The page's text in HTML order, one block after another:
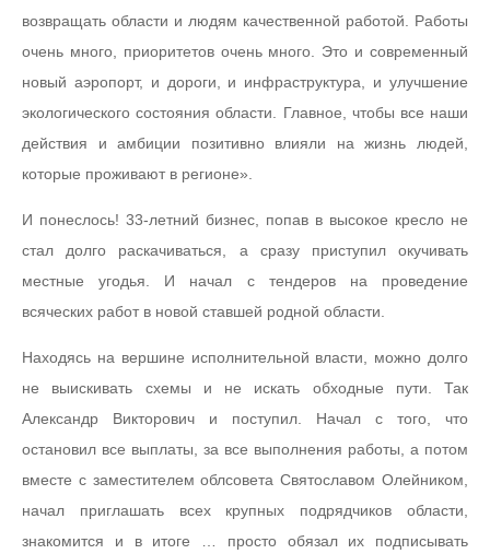
возвращать области и людям качественной работой. Работы
очень много, приоритетов очень много. Это и современный
новый аэропорт, и дороги, и инфраструктура, и улучшение
экологического состояния области. Главное, чтобы все наши
действия и амбиции позитивно влияли на жизнь людей,
которые проживают в регионе».
И понеслось! 33-летний бизнес, попав в высокое кресло не
стал долго раскачиваться, а сразу приступил окучивать
местные угодья. И начал с тендеров на проведение
всяческих работ в новой ставшей родной области.
Находясь на вершине исполнительной власти, можно долго
не выискивать схемы и не искать обходные пути. Так
Александр Викторович и поступил. Начал с того, что
остановил все выплаты, за все выполнения работы, а потом
вместе с заместителем облсовета Святославом Олейником,
начал приглашать всех крупных подрядчиков области,
знакомится и в итоге … просто обязал их подписывать